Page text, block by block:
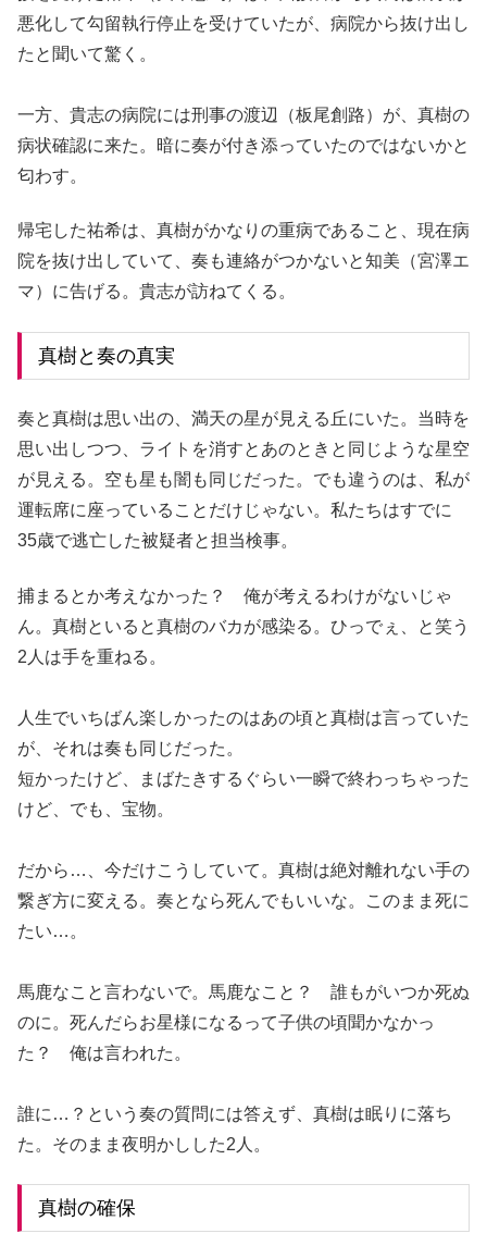
悪化して勾留執行停止を受けていたが、病院から抜け出し
たと聞いて驚く。
一方、貴志の病院には刑事の渡辺（板尾創路）が、真樹の
病状確認に来た。暗に奏が付き添っていたのではないかと
匂わす。
帰宅した祐希は、真樹がかなりの重病であること、現在病
院を抜け出していて、奏も連絡がつかないと知美（宮澤エ
マ）に告げる。貴志が訪ねてくる。
真樹と奏の真実
奏と真樹は思い出の、満天の星が見える丘にいた。当時を
思い出しつつ、ライトを消すとあのときと同じような星空
が見える。空も星も闇も同じだった。でも違うのは、私が
運転席に座っていることだけじゃない。私たちはすでに
35歳で逃亡した被疑者と担当検事。
捕まるとか考えなかった？ 俺が考えるわけがないじゃ
ん。真樹といると真樹のバカが感染る。ひっでぇ、と笑う
2人は手を重ねる。
人生でいちばん楽しかったのはあの頃と真樹は言っていた
が、それは奏も同じだった。
短かったけど、まばたきするぐらい一瞬で終わっちゃった
けど、でも、宝物。
だから…、今だけこうしていて。真樹は絶対離れない手の
繋ぎ方に変える。奏となら死んでもいいな。このまま死に
たい…。
馬鹿なこと言わないで。馬鹿なこと？ 誰もがいつか死ぬ
のに。死んだらお星様になるって子供の頃聞かなかっ
た？ 俺は言われた。
誰に…？という奏の質問には答えず、真樹は眠りに落ち
た。そのまま夜明かしした2人。
真樹の確保